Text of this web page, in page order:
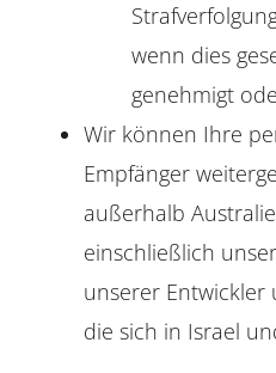
wenn dies
genehmigt
Wir können Ihre
Empfänger
außerhalb
einschließlich
unserer
die sich in Israel